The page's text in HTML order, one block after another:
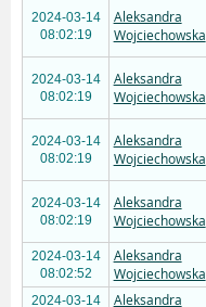
2024-03-14
08:02:19
Aleksandra
Wojciechowska
2024-03-14
08:02:19
Aleksandra
Wojciechowska
2024-03-14
08:02:19
Aleksandra
Wojciechowska
2024-03-14
08:02:19
Aleksandra
Wojciechowska
2024-03-14
08:02:52
Aleksandra
Wojciechowska
2024-03-14
Aleksandra